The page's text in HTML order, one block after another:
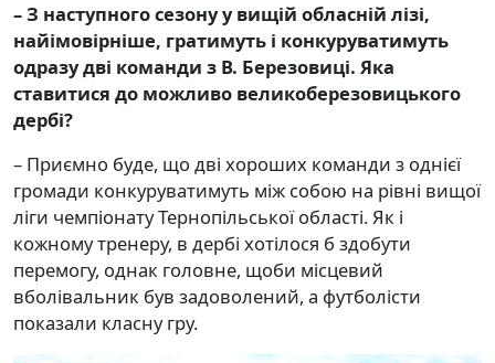
– З наступного сезону у вищій обласній лізі,
найімовірніше, гратимуть і конкуруватимуть
одразу дві команди з В. Березовиці. Яка
ставитися до можливо великоберезовицького
дербі?
– Приємно буде, що дві хороших команди з однієї
громади конкуруватимуть між собою на рівні вищої
ліги чемпіонату Тернопільської області. Як і
кожному тренеру, в дербі хотілося б здобути
перемогу, однак головне, щоби місцевий
вболівальник був задоволений, а футболісти
показали класну гру.